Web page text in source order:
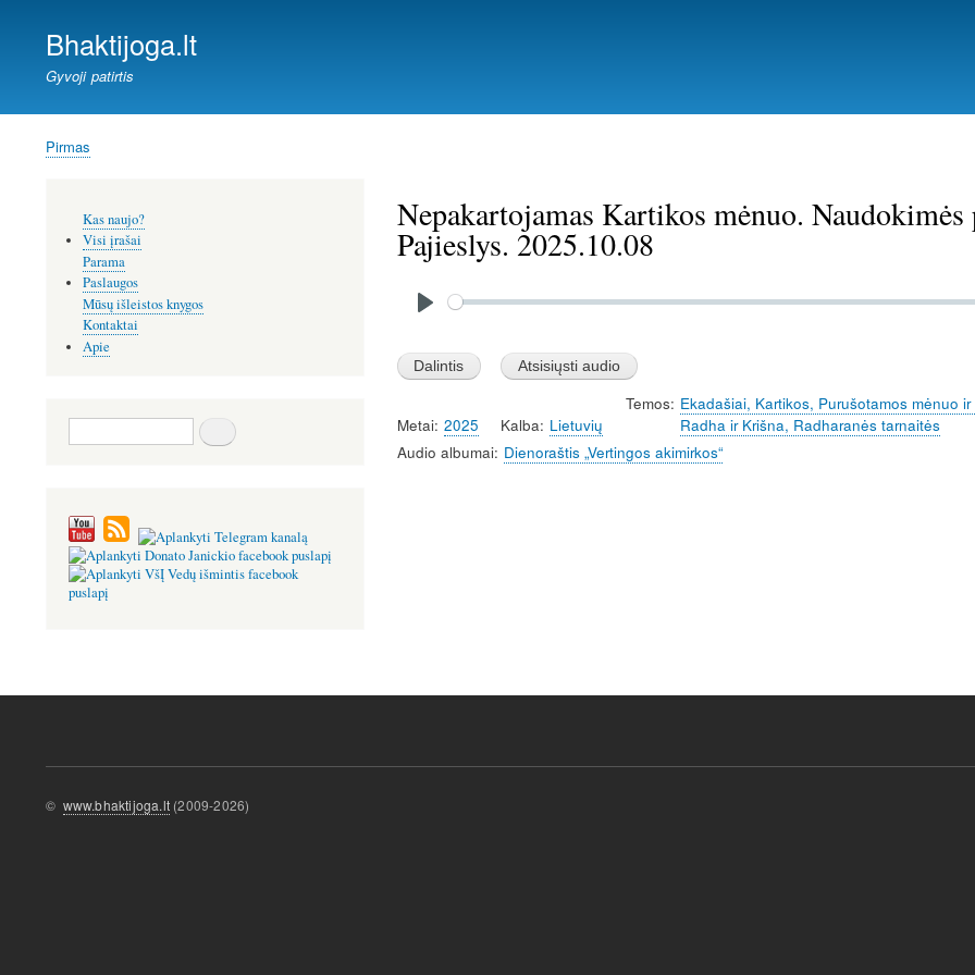
Bhaktijoga.lt
Gyvoji patirtis
Kelias
Pirmas
Nepakartojamas Kartikos mėnuo.
Pajieslys. 2025.10.08
l
a
Metai 2025 Kalba Lietuvių
Temos Ekadašiai, Kartikos, Purušotamos mėnuo
Radha ir Krišna, Radharanės tarnaitės
Audio albumai Dienoraštis „Vertingos akimirkos“
meniu
Kas naujo?
Visi įrašai
Parama
Paslaugos
Mūsų išleistos knygos
Kontaktai
Apie
Paieška
© www.bhaktijoga.lt (2009-2026)